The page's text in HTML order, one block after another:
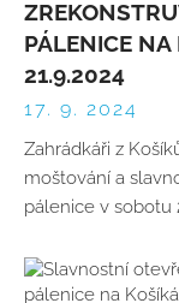
PÁLENICE NA
21.9.2024
17. 9. 2024
Zahrádkáři z
moštování a
pálenice v sobotu